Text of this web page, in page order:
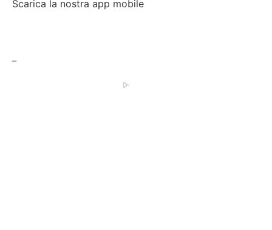
Scarica la nostra app mobile